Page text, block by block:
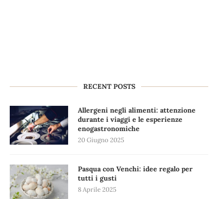
RECENT POSTS
Allergeni negli alimenti: attenzione
durante i viaggi e le esperienze
enogastronomiche
20 Giugno 2025
Pasqua con Venchi: idee regalo per
tutti i gusti
8 Aprile 2025